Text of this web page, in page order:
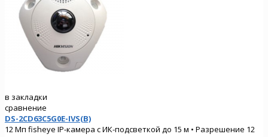
в закладки
сравнение
DS-2CD63C5G0E-IVS(B)
12 Мп fisheye IP-камера с ИК-подсветкой до 15 м • Разрешение 12